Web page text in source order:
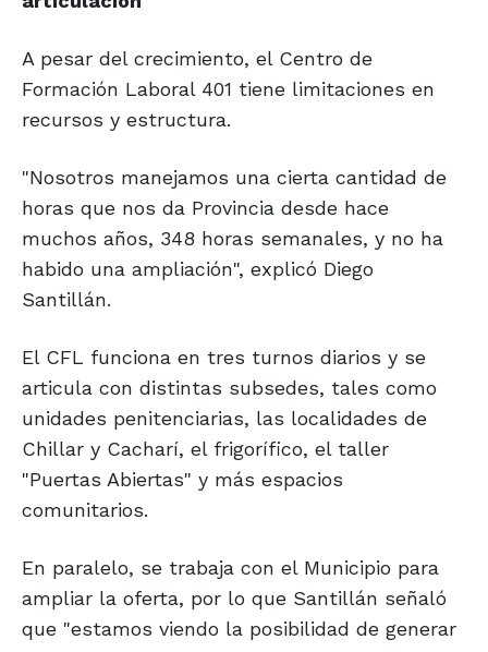
A pesar del crecimiento, el Centro de
Formación Laboral 401 tiene limitaciones en
recursos y estructura.
"Nosotros manejamos una cierta cantidad de
horas que nos da Provincia desde hace
muchos años, 348 horas semanales, y no ha
habido una ampliación", explicó Diego
Santillán.
El CFL funciona en tres turnos diarios y se
articula con distintas subsedes, tales como
unidades penitenciarias, las localidades de
Chillar y Cacharí, el frigorífico, el taller
"Puertas Abiertas" y más espacios
comunitarios.
En paralelo, se trabaja con el Municipio para
ampliar la oferta, por lo que Santillán señaló
que "estamos viendo la posibilidad de generar